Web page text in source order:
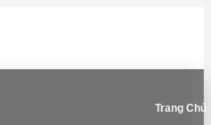
Trang Chủ